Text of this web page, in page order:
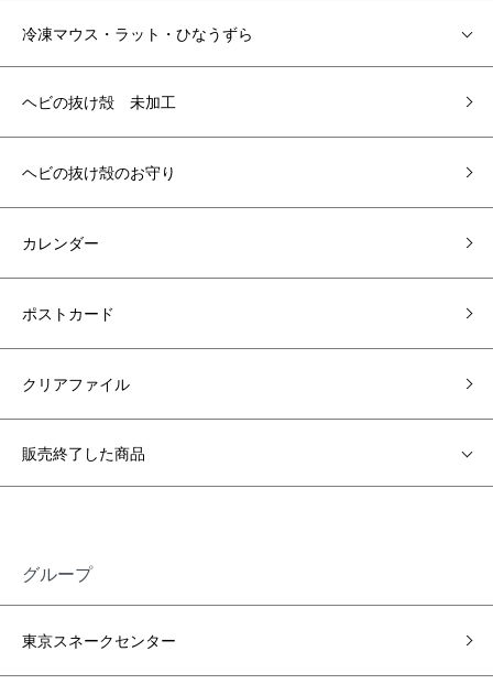
冷凍マウス・ラット・ひなうずら
ヘビの抜け殻 未加工
ヘビの抜け殻のお守り
カレンダー
ポストカード
クリアファイル
販売終了した商品
グループ
東京スネークセンター